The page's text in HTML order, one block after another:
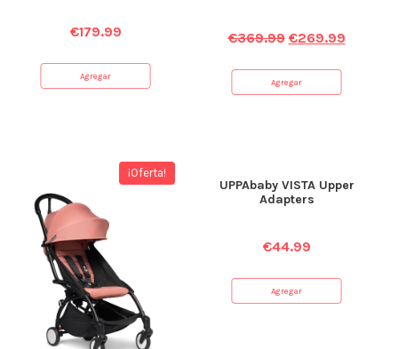
€179.99
Agregar
€369.99 €269.99
Agregar
¡Oferta!
UPPAbaby VISTA Upper
Adapters
€44.99
Agregar